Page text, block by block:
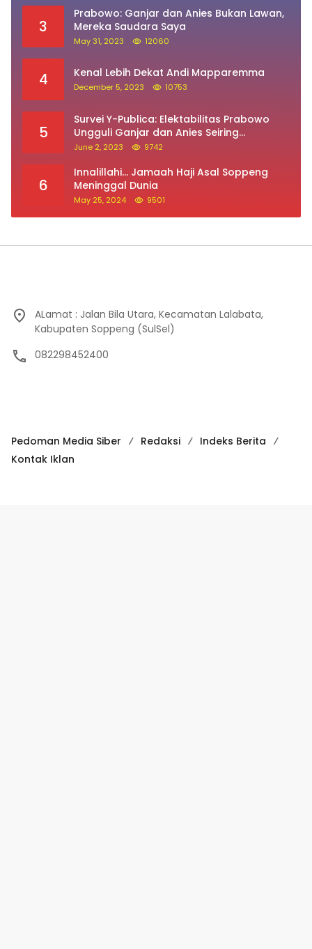
3
Prabowo: Ganjar dan Anies Bukan Lawan,
Mereka Saudara Saya
May 31, 2023 12060
4 Kenal Lebih Dekat Andi Mapparemma
December 5, 2023 10753
5
Survei Y-Publica: Elektabilitas Prabowo
Ungguli Ganjar dan Anies Seiring
Kepuasan Terhadap Jokowi Naik
June 2, 2023 9742
6
Innalillahi… Jamaah Haji Asal Soppeng
Meninggal Dunia
May 25, 2024 9501
ALamat : Jalan Bila Utara, Kecamatan Lalabata,
Kabupaten Soppeng (SulSel)
082298452400
Pedoman Media Siber Redaksi
Indeks Berita
Kontak Iklan